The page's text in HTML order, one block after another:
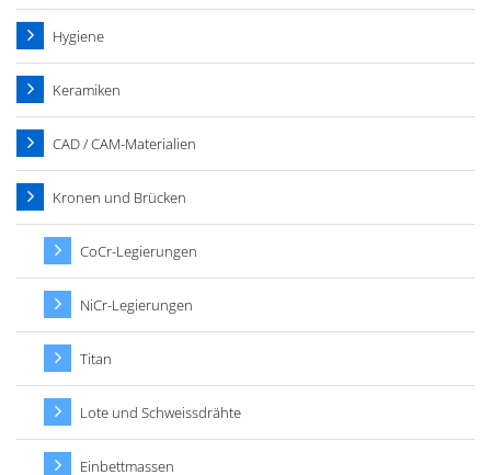
Hygiene
Keramiken
CAD / CAM-Materialien
Kronen und Brücken
CoCr-Legierungen
NiCr-Legierungen
Titan
Lote und Schweissdrähte
Einbettmassen